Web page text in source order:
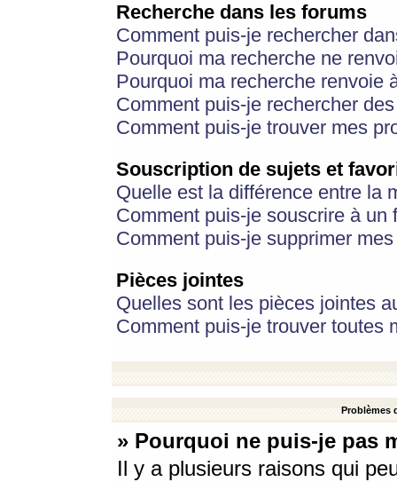
Recherche dans les forums
Comment puis-je rechercher
Pourquoi ma recherche ne
Pourquoi ma recherche renvoie
Comment puis-je rechercher
Comment puis-je trouver mes
Souscription de sujets et
Quelle est la différence entre la
Comment puis-je souscrire à
Comment puis-je supprimer
Pièces jointes
Quelles sont les pièces jointes
Comment puis-je trouver toutes
Problèmes
» Pourquoi ne puis-je pas
Il y a plusieurs raisons qui